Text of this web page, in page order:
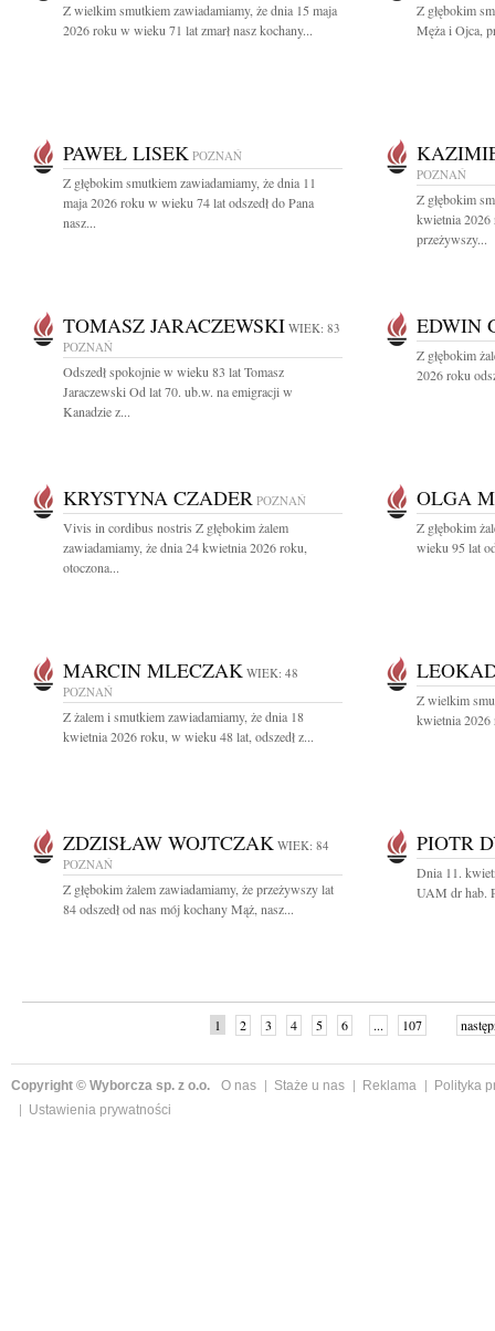
Z wielkim smutkiem zawiadamiamy, że dnia 15 maja
2026 roku w wieku 71 lat zmarł nasz kochany...
Z głębokim
Męża i Ojca,
PAWEŁ LISEK POZNAŃ
Z głębokim smutkiem zawiadamiamy, że dnia 11
maja 2026 roku w wieku 74 lat odszedł do Pana
nasz...
POZNAŃ
Z głębokim
kwietnia 2026
przeżywszy...
TOMASZ JARACZEWSKI WIEK: 83
POZNAŃ
Odszedł spokojnie w wieku 83 lat Tomasz
Jaraczewski Od lat 70. ub.w. na emigracji w
Kanadzie z...
EDWIN
Z głębokim
2026 roku
KRYSTYNA CZADER POZNAŃ
Vivis in cordibus nostris Z głębokim żalem
zawiadamiamy, że dnia 24 kwietnia 2026 roku,
otoczona...
OLGA
Z głębokim
wieku 95 lat
MARCIN MLECZAK WIEK: 48
POZNAŃ
Z żalem i smutkiem zawiadamiamy, że dnia 18
kwietnia 2026 roku, w wieku 48 lat, odszedł z...
Z wielkim
kwietnia 2026
ZDZISŁAW WOJTCZAK WIEK: 84
POZNAŃ
Z głębokim żalem zawiadamiamy, że przeżywszy lat
84 odszedł od nas mój kochany Mąż, nasz...
PIOTR
Dnia 11.
UAM dr hab.
1 2 3 4 5 6 ... 107
Copyright © Wyborcza sp. z o.o. O nas Staże u nas Reklama
Polityka
Ustawienia prywatności